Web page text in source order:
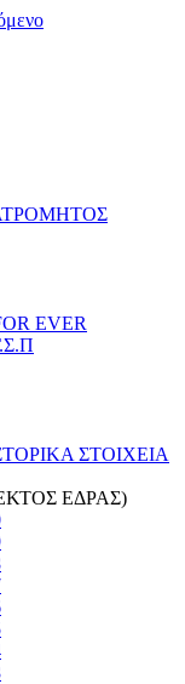
EVER
ΣΤΟΙΧΕΙΑ
ΕΔΡΑΣ)